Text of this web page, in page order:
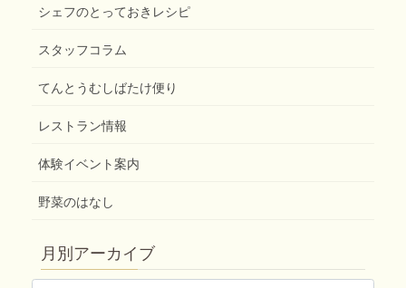
シェフのとっておきレシピ
スタッフコラム
てんとうむしばたけ便り
レストラン情報
体験イベント案内
野菜のはなし
月別アーカイブ